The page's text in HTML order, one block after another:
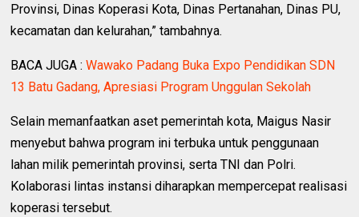
Provinsi, Dinas Koperasi Kota, Dinas Pertanahan, Dinas PU,
kecamatan dan kelurahan,” tambahnya.
BACA JUGA :Wawako Padang Buka Expo Pendidikan SDN
13 Batu Gadang, Apresiasi Program Unggulan Sekolah
Selain memanfaatkan aset pemerintah kota, Maigus Nasir
menyebut bahwa program ini terbuka untuk penggunaan
lahan milik pemerintah provinsi, serta TNI dan Polri.
Kolaborasi lintas instansi diharapkan mempercepat realisasi
koperasi tersebut.